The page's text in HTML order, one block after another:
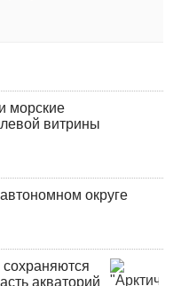
морские
витрины
округе
акваторий